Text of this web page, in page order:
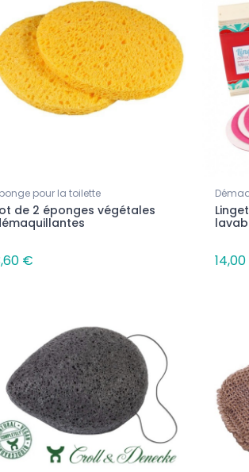
pour la toilette
de 2 éponges végétales
€